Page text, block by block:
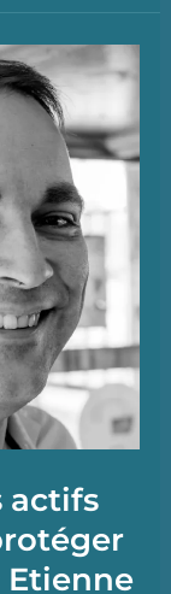
actifs
Etienne